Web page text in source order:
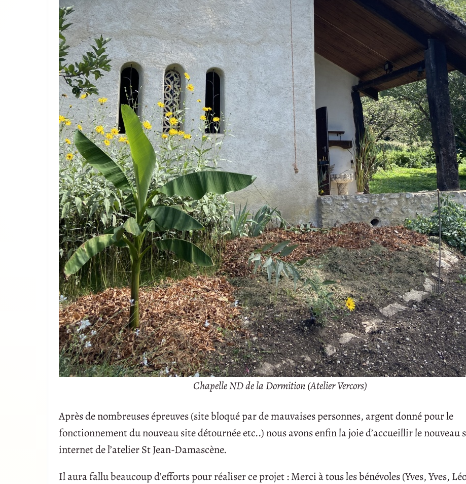
Chapelle ND de la Dormition (Atelier Vercors)
Après de nombreuses épreuves (site bloqué par de mauvaises personnes, argent donné pour le
fonctionnement du nouveau site détournée etc..) nous avons enfin la joie d’accueillir le nouveau
internet de l’atelier St Jean-Damascène.
Il aura fallu beaucoup d’efforts pour réaliser ce projet : Merci à tous les bénévoles (Yves, Yves,